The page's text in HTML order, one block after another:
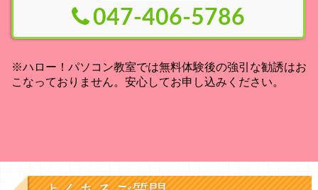
047-406-5786
※ハロー！パソコン教室では無料体験後の強引な勧誘はお
こなっておりません。安心してお申し込みください。